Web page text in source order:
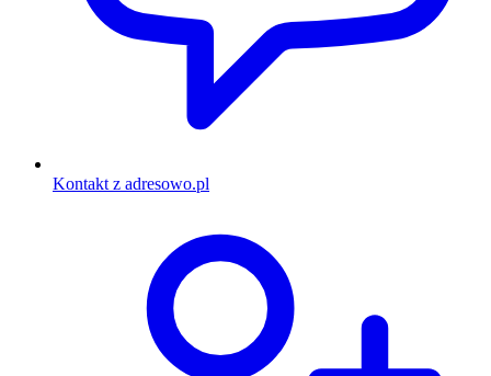
Kontakt z adresowo.pl